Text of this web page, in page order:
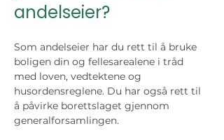
andelseier?
Som andelseier har du rett til å bruke
boligen din og fellesarealene i tråd
med loven, vedtektene og
husordensreglene. Du har også rett til
å påvirke borettslaget gjennom
generalforsamlingen.